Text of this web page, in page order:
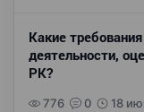
Какие
деятельности,
РК?
776 0 18